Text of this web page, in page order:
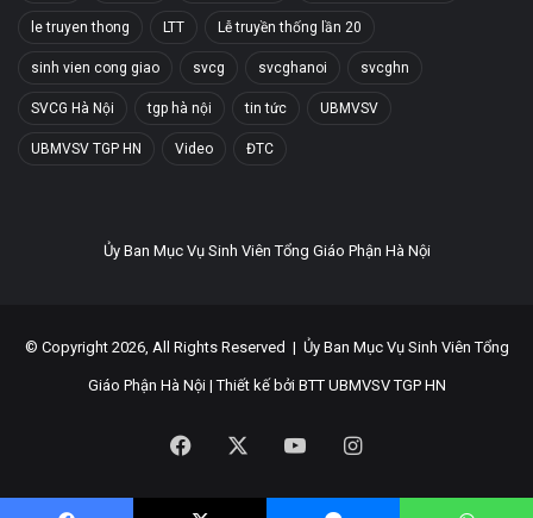
le truyen thong LTT Lễ truyền thống lần 20
sinh vien cong giao svcg svcghanoi svcghn
SVCG Hà Nội tgp hà nội tin tức UBMVSV
UBMVSV TGP HN Video ĐTC
Ủy Ban Mục Vụ Sinh Viên Tổng Giáo Phận Hà Nội
© Copyright 2026, All Rights Reserved | Ủy Ban Mục Vụ Sinh Viên Tổng
Giáo Phận Hà Nội| Thiết kế bởi BTT UBMVSV TGP HN
Facebook YouTubeInstagram